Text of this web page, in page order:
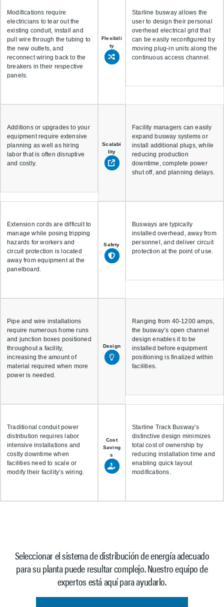
Modifications require
electricians to tear out the
existing conduit, install and
pull wire through the tubing to
the new outlets, and
reconnect wiring back to the
breakers in their respective
panels.
Flexibili
ty
Starline busway allows the
user to design their personal
overhead electrical grid that
can be easily reconfigured by
moving plug-in units along the
continuous access channel.
Additions or upgrades to your
equipment require extensive
planning as well as hiring
labor that is often disruptive
and costly.
Scalabi
lity
Facility managers can easily
expand busway systems or
install additional plugs, while
reducing production
downtime, complete power
shut off, and planning delays.
Extension cords are difficult to
manage while posing tripping
hazards for workers and
circuit protection is located
away from equipment at the
panelboard.
Safety
Busways are typically
installed overhead, away from
personnel, and deliver circuit
protection at the point of use.
Pipe and wire installations
require numerous home runs
and junction boxes positioned
throughout a facility,
increasing the amount of
material required when more
power is needed.
Design
Ranging from 40-1200 amps,
the busway’s open channel
design enables it to be
installed before equipment
positioning is finalized within
facilities.
Traditional conduit power
distribution requires labor
intensive installations and
costly downtime when
facilities need to scale or
modify their facility’s wiring.
Cost
Saving
s
Starline Track Busway’s
distinctive design minimizes
total cost of ownership by
reducing installation time and
enabling quick layout
modifications.
Seleccionar el sistema de distribución de energía adecuado
para su planta puede resultar complejo. Nuestro equipo de
expertos está aquí para ayudarlo.